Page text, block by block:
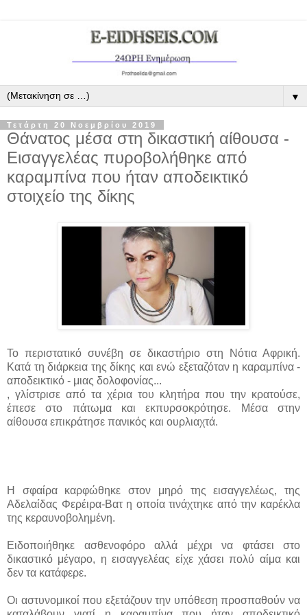
▼
Τετάρτη 20 Νοεμβρίου 2019
Θάνατος μέσα στη δικαστική αίθουσα -
Εισαγγελέας πυροβολήθηκε από
καραμπίνα που ήταν αποδεικτικό
στοιχείο της δίκης
Το περιστατικό συνέβη σε δικαστήριο στη Νότια Αφρική.
Κατά τη διάρκεια της δίκης και ενώ εξεταζόταν η καραμπίνα -
αποδεικτικό - μιας δολοφονίας...
, γλίστρισε από τα χέρια του κλητήρα που την κρατούσε,
έπεσε στο πάτωμα και εκπυρσοκρότησε. Μέσα στην
αίθουσα επικράτησε πανικός και ουρλιαχτά.
Η σφαίρα καρφώθηκε στον μηρό της εισαγγελέως, της
Αδελαίδας Φερέιρα-Βατ η οποία τινάχτηκε από την καρέκλα
της κεραυνοβολημένη.
Ειδοποιήθηκε ασθενοφόρο αλλά μέχρι να φτάσει στο
δικαστικό μέγαρο, η εισαγγελέας είχε χάσει πολύ αίμα και
δεν τα κατάφερε.
Οι αστυνομικοί που εξετάζουν την υπόθεση προσπαθούν να